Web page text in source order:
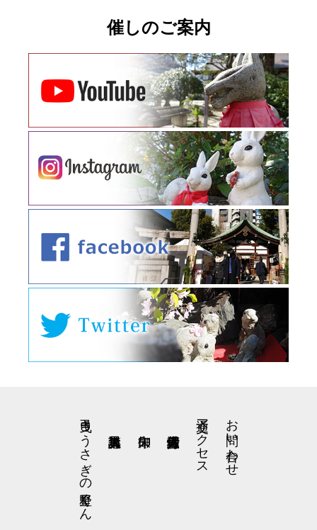
催しのご案内
お問い合わせ
交通アクセス
弓曳きうさぎの星野くん